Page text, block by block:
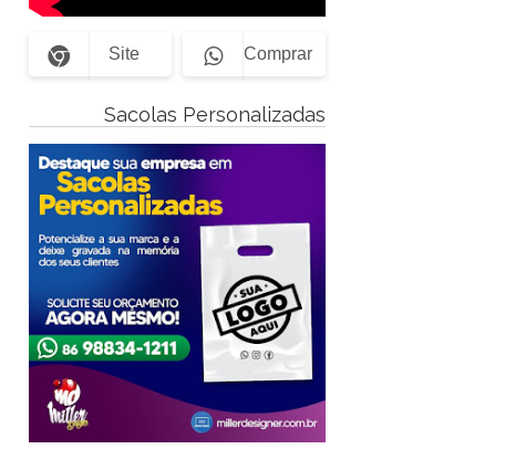
Site Comprar
Sacolas Personalizadas